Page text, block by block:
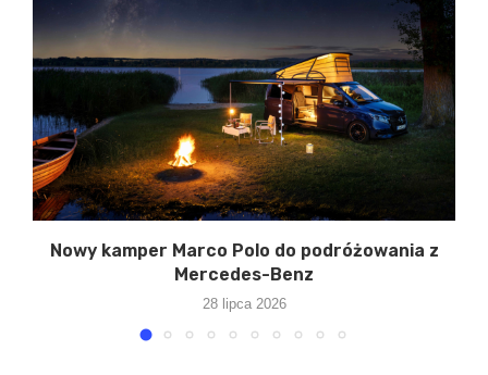
Nowy kamper Marco Polo do podróżowania z
Mercedes-Benz
28 lipca 2026